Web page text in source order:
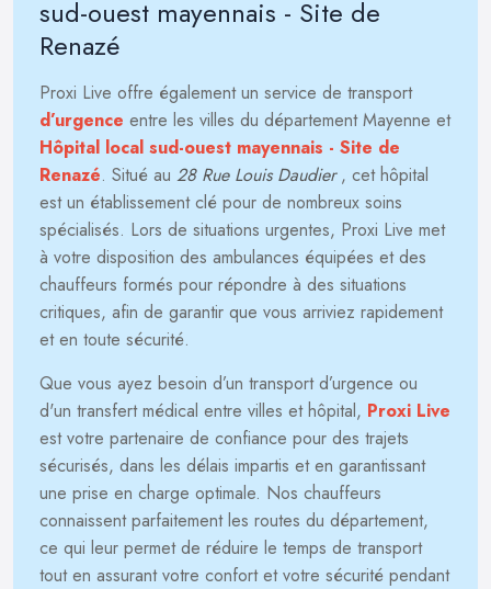
sud-ouest mayennais - Site de
Renazé
Proxi Live offre également un service de transport
d’urgence entre les villes du département Mayenne et
Hôpital local sud-ouest mayennais - Site de
Renazé. Situé au 28 Rue Louis Daudier, cet hôpital
est un établissement clé pour de nombreux soins
spécialisés. Lors de situations urgentes, Proxi Live met
à votre disposition des ambulances équipées et des
chauffeurs formés pour répondre à des situations
critiques, afin de garantir que vous arriviez rapidement
et en toute sécurité.
Que vous ayez besoin d’un transport d’urgence ou
d'un transfert médical entre villes et hôpital, Proxi Live
est votre partenaire de confiance pour des trajets
sécurisés, dans les délais impartis et en garantissant
une prise en charge optimale. Nos chauffeurs
connaissent parfaitement les routes du département,
ce qui leur permet de réduire le temps de transport
tout en assurant votre confort et votre sécurité pendant